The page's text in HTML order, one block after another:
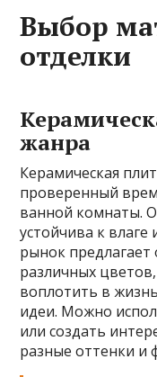
Выбор
отделки
жанра
Керамическая
проверенный
ванной комнаты.
устойчива к
рынок
различных
воплотить в
идеи. Можно
или создать
разные оттенки и